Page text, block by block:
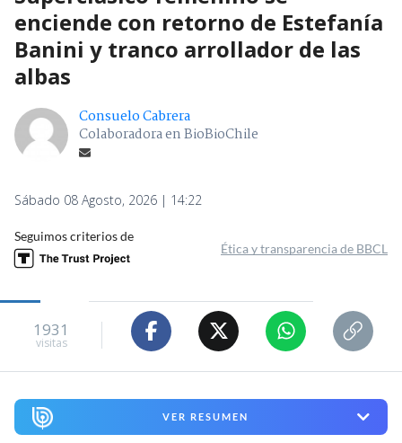
enciende con retorno de Estefanía
Banini y tranco arrollador de las
albas
Consuelo Cabrera
Colaboradora en BioBioChile
Sábado 08 Agosto, 2026 | 14:22
Seguimos criterios de
Ética y transparencia de BBCL
1931
visitas
VER RESUMEN